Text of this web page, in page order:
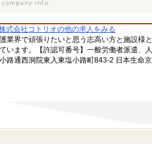
式会社コトリオの他の求人をみる
業界で頑張りたいと思う志高い方と施設
います。【許認可番号】一般労働者派遣
路通西洞院東入東塩小路町843-2 日本生命